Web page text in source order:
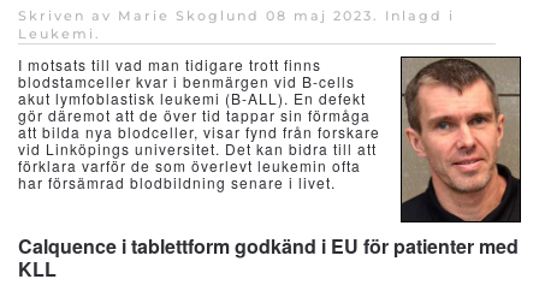
Skriven av Marie Skoglund 08 maj 2023. Inlagd i
Leukemi .
I motsats till vad man tidigare trott finns
blodstamceller kvar i benmärgen vid B-cells
akut lymfoblastisk leukemi (B-ALL). En defekt
gör däremot att de över tid tappar sin förmåga
att bilda nya blodceller, visar fynd från forskare
vid Linköpings universitet. Det kan bidra till att
förklara varför de som överlevt leukemin ofta
har försämrad blodbildning senare i livet.
Calquence i tablettform godkänd i EU för patienter med
KLL